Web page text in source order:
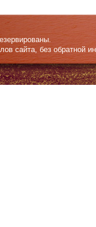
сайта, без обратной